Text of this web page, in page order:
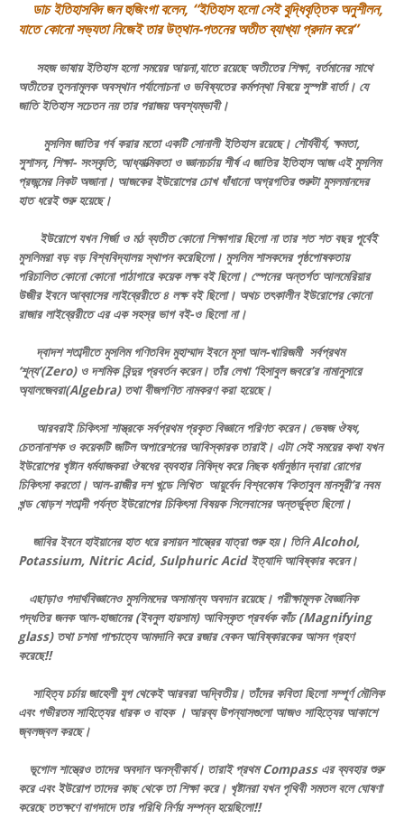
ডাচ ইতিহাসবিদ জন হুজিংগা বলেন, “ইতিহাস হলো সেই বুদ্ধিবৃত্তিক অনুশীলন,
যাতে কোনো সভ্যতা নিজেই তার উত্থান-পতনের অতীত ব্যাখ্যা প্রদান করে”
সহজ ভাষায় ইতিহাস হলো সময়ের আয়না,যাতে রয়েছে অতীতের শিক্ষা, বর্তমানের সাথে
অতীতের তূলনামূলক অবস্থান পর্যালোচনা ও ভবিষ্যতের কর্মপন্থা বিষয়ে সুস্পষ্ট বার্তা। যে
জাতি ইতিহাস সচেতন নয় তার পরাজয় অবশ্যম্ভাবী।
মুসলিম জাতির গর্ব করার মতো একটি সোনালী ইতিহাস রয়েছে। শৌর্যবীর্য, ক্ষমতা,
সুশাসন, শিক্ষা- সংস্কৃতি, আধ্যাত্মিকতা ও জ্ঞানচর্চায় শীর্ষ এ জাতির ইতিহাস আজ এই মুসলিম
প্রজন্মের নিকট অজানা। আজকের ইউরোপের চোখ ধাঁধানো অগ্রগতির শুরুটা মুসলমানদের
হাত ধরেই শুরু হয়েছে।
ইউরোপে যখন গির্জা ও মঠ ব্যতীত কোনো শিক্ষাগার ছিলো না তার শত শত বছর পূর্বেই
মুসলিমরা বড় বড় বিশ্ববিদ্যালয় স্থাপন করেছিলো। মুসলিম শাসকদের পৃষ্ঠপোষকতায়
পরিচালিত কোনো কোনো পাঠাগারে কয়েক লক্ষ বই ছিলো। স্পেনের অন্তর্গত আলমেরিয়ার
উজীর ইবনে আব্বাসের লাইব্রেরীতে ৪ লক্ষ বই ছিলো। অথচ তৎকালীন ইউরোপের কোনো
রাজার লাইব্রেরীতে এর এক সহস্র ভাগ বই-ও ছিলো না।
দ্বাদশ শতাব্দীতে মুসলিম গণিতবিদ মুহাম্মাদ ইবনে মূসা আল-খারিজমী সর্বপ্রথম
‘শূন্য’(Zero) ও দশমিক বিন্দুর প্রবর্তন করেন। তাঁর লেখা ‘হিসাবুল জবরে’র নামানুসারে
অ্যালজেবরা(Algebra) তথা বীজগণিত নামকরণ করা হয়েছে।
আরবরাই চিকিৎসা শাস্ত্রকে সর্বপ্রথম প্রকৃত বিজ্ঞানে পরিণত করেন। ভেষজ ঔষধ,
চেতনানাশক ও কয়েকটি জটিল অপারেশনের আবিস্কারক তারাই। এটা সেই সময়ের কথা যখন
ইউরোপের খৃষ্টান ধর্মযাজকরা ঔষধের ব্যবহার নিষিদ্ধ করে নিছক ধর্মানুষ্ঠান দ্বারা রোগের
চিকিৎসা করতো। আল-রাজীর দশ খন্ডে লিখিত আয়ুর্বেদ বিশ্বকোষ ‘কিতাবুল মানসূরী’র নবম
খন্ড ষোড়শ শতাব্দী পর্যন্ত ইউরোপের চিকিৎসা বিষয়ক সিলেবাসের অন্তর্ভুক্ত ছিলো।
জাবির ইবনে হাইয়ানের হাত ধরে রসায়ন শাস্ত্রের যাত্রা শুরু হয়। তিনি Alcohol,
Potassium, Nitric Acid, Sulphuric Acid ইত্যাদি আবিষ্কার করেন।
এছাড়াও পদার্থবিজ্ঞানেও মুসলিমদের অসামান্য অবদান রয়েছে। পরীক্ষামূলক বৈজ্ঞানিক
পদ্ধতির জনক আল-হাজানের (ইবনুল হায়সাম) আবিস্কৃত প্রবর্ধক কাঁচ (Magnifying
glass) তথা চশমা পাশ্চাত্যে আমদানি করে রজার বেকন আবিষ্কারকের আসন গ্রহণ
করেছে!!
সাহিত্য চর্চায় জাহেলী যুগ থেকেই আরবরা অদ্বিতীয়। তাঁদের কবিতা ছিলো সম্পূর্ণ মৌলিক
এবং গভীরতম সাহিত্যের ধারক ও বাহক । আরব্য উপন্যাসগুলো আজও সাহিত্যের আকাশে
জ্বলজ্বল করছে।
ভূগোল শাস্ত্রেও তাদের অবদান অনস্বীকার্য। তারাই প্রথম Compass এর ব্যবহার শুরু
করে এবং ইউরোপ তাদের কাছ থেকে তা শিক্ষা করে। খৃষ্টানরা যখন পৃথিবী সমতল বলে ঘোষণা
করেছে ততক্ষণে বাগদাদে তার পরিধি নির্ণয় সম্পন্ন হয়েছিলো!!